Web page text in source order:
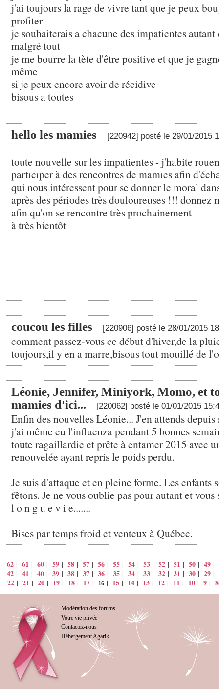
j'ai toujours la rage de vivre tant que je peux
profiter
je souhaiterais a chacune des impatientes
malgré tout
je me bourre la tète d'être positive et que je
même
si je peux encore avoir de récidive
bisous a toutes
hello les mamies [220942] posté le 29/01/2015
toute nouvelle sur les impatientes - j'habite
participer à des rencontres de mamies afin
qui nous intéressent pour se donner le moral
après des périodes très douloureuses !!! donnez
afin qu'on se rencontre très prochainement
à très bientôt
coucou les filles [220906] posté le 28/01/2015
comment passez-vous ce début d'hiver,de la
toujours,il y en a marre,bisous tout mouillé de
Léonie, Jennifer, Miniyork, Momo, et
mamies d'ici...
[220062] posté le 01/01/2015
Enfin des nouvelles Léonie... J'en attends
j'ai même eu l'influenza pendant 5 bonnes
toute ragaillardie et prête à entamer 2015 avec
renouvelée ayant repris le poids perdu.
Je suis d'attaque et en pleine forme. Les enfants
fêtons. Je ne vous oublie pas pour autant et vous
l o n g u e v i e.......
Bises par temps froid et venteux à Québec.
62 | 61 | 60 | 59 | 58 | 57 | 56 | 55 | 54 | 53 | 52 | 51 | 50 | 49 |
42 | 41 | 40 | 39 | 38 | 37 | 36 | 35 | 34 | 33 | 32 | 31 | 30 | 29 |
22 |21 |20 | 19 | 18 | 17 |16 | 15 | 14 | 13 | 12 | 11 | 10 |9 |8
Modération des forums
Votre vie privée
Contactez-nous
Hébergement Agarik